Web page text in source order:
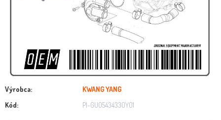
Výrobca:
KWANG YANG
Kód:
PI-GU05434330Y01